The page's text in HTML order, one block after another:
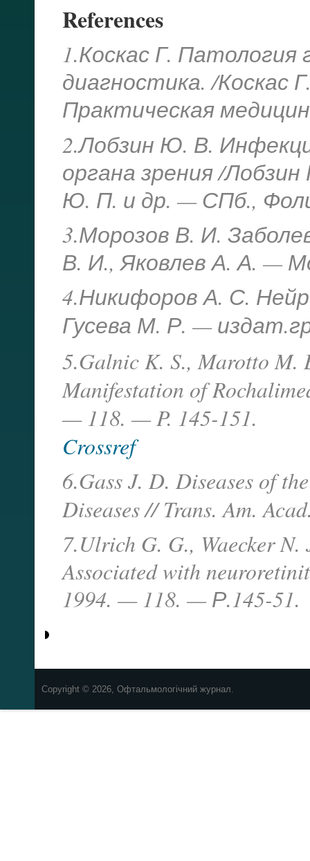
References
1.Коскас Г. Патология
диагностика. /Коскас
Практическая
2.Лобзин Ю. В.
органа зрения /
Ю. П. и др. — СПб.,
3.Морозов В. И.
В. И., Яковлев А. А. —
4.Никифоров А. С.
Гусева М. Р. —
5.Galnic K. S., Marotto M.
Manifestation of
— 118. — P. 145-151.
Crossref
6.Gass J. D. Diseases of
Diseases // Trans. Am.
7.Ulrich G. G., Waecker N.
Associated with
1994. — 118. — Р.145-51.
Copyright © 2026, Офтальмологічний журнал.